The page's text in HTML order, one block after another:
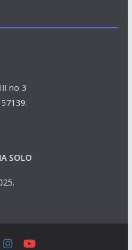
no 3
SOLO